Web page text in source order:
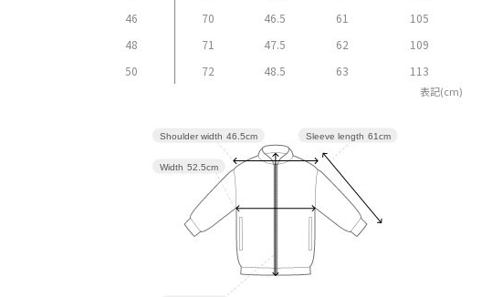
46
70 46.5 61
105
48
71 47.5 62
109
50
72 48.5 63 113
表記(cm)
Sleeve length 61cm
Width 52.5cm
Shoulder width 46.5cm